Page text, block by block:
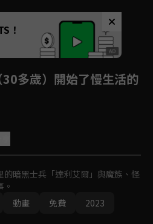
！
多歲）開始了慢生活的
的暗黑士兵「達利艾爾」與魔族、怪
動畫 免費
2023